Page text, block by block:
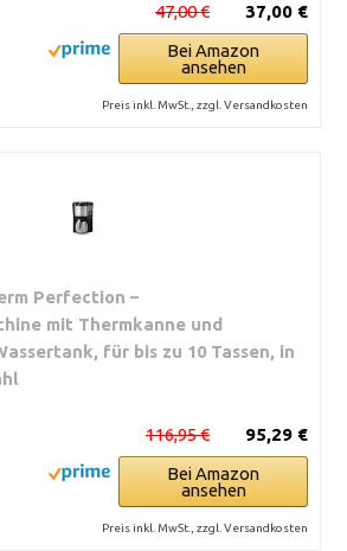
37,00 €
47,00 €
Bei Amazon
ansehen
Preis inkl. MwSt., zzgl. Versandkosten
Perfection –
mit Thermkanne und
für bis zu 10 Tassen, in
95,29 €
116,95 €
Bei Amazon
ansehen
Preis inkl. MwSt., zzgl. Versandkosten